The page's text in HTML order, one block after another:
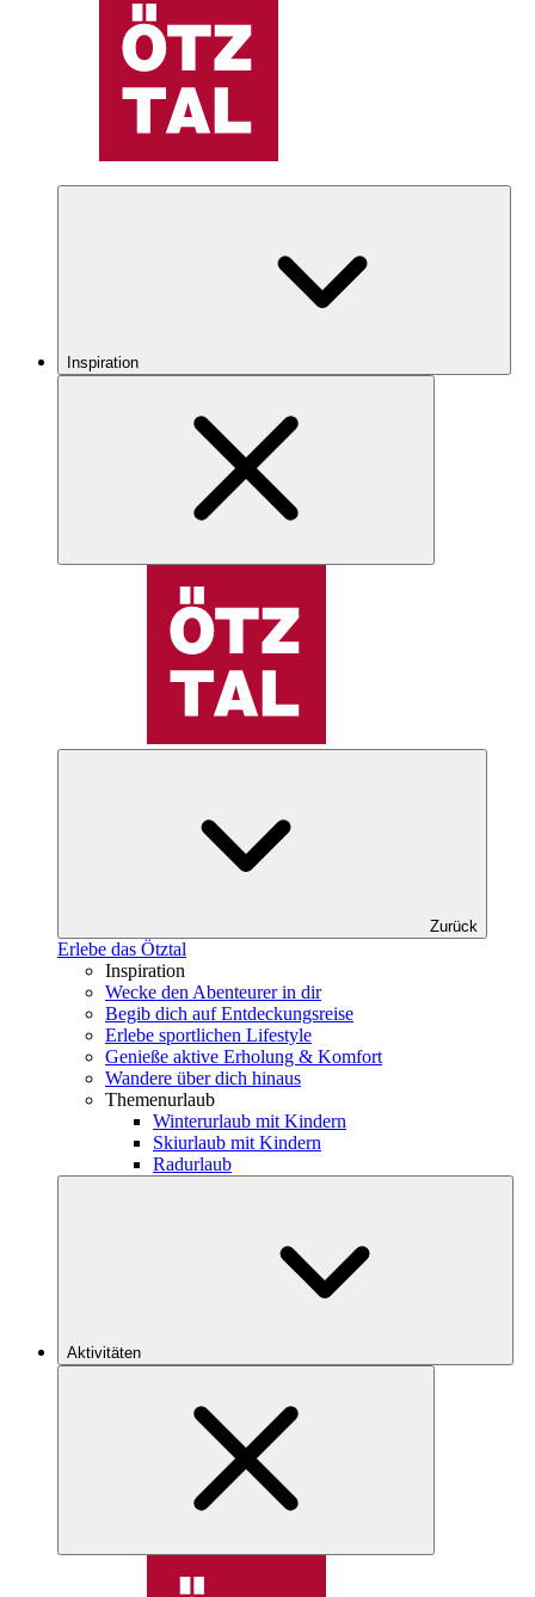
Inspiration
Zurück
Erlebe das Ötztal
Inspiration
Wecke den Abenteurer in dir
Begib dich auf Entdeckungsreise
Erlebe sportlichen Lifestyle
Genieße aktive Erholung & Komfort
Wandere über dich hinaus
Themenurlaub
Winterurlaub mit Kindern
Skiurlaub mit Kindern
Radurlaub
Aktivitäten